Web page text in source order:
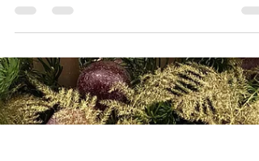
Weihnachtliches
Butterspritzgebäck
Nachgebacken/Empfehlung: Chefkoch
Originalrezept von DaniBe . Zutaten: 500 g
(Type 405 oder 550) 250 g (Rohr)Zucker 250 g